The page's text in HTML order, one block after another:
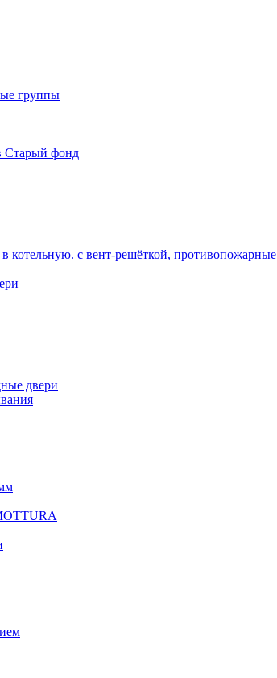
группы
Старый фонд
с вент-решёткой, противопожарные
двери